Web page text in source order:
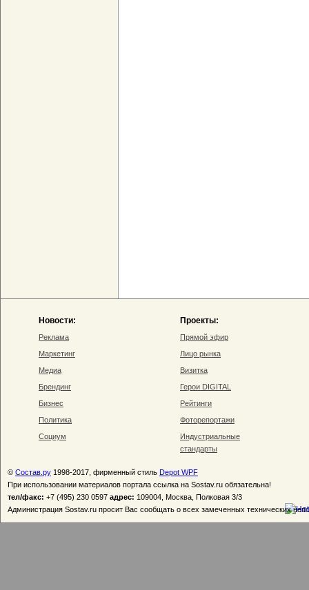
Новости:
Реклама
Маркетинг
Медиа
Брендинг
Бизнес
Политика
Социум
Проекты:
Прямой эфир
Лицо рынка
Визитка
Герои DIGITAL
Рейтинги
Фоторепортажи
Индустриальные
стандарты
© Состав.ру 1998-2017, фирменный стиль Depot WPF
При использовании материалов портала ссылка на Sostav.ru обязательна!
тел/факс: +7 (495) 230 0597 адрес: 109004, Москва, Полковая 3/3
Администрация Sostav.ru просит Вас сообщать о всех замеченных технических